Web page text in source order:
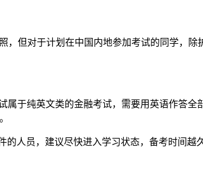
但对于计划在中国内地参加考试的同学，除
于纯英文类的金融考试，需要用英语作答全
的人员，建议尽快进入学习状态，备考时间越